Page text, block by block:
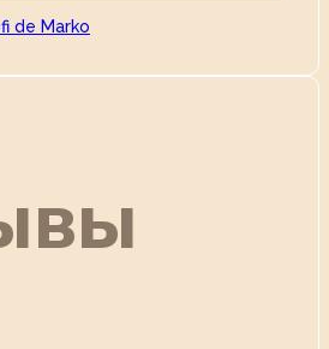
de Marko